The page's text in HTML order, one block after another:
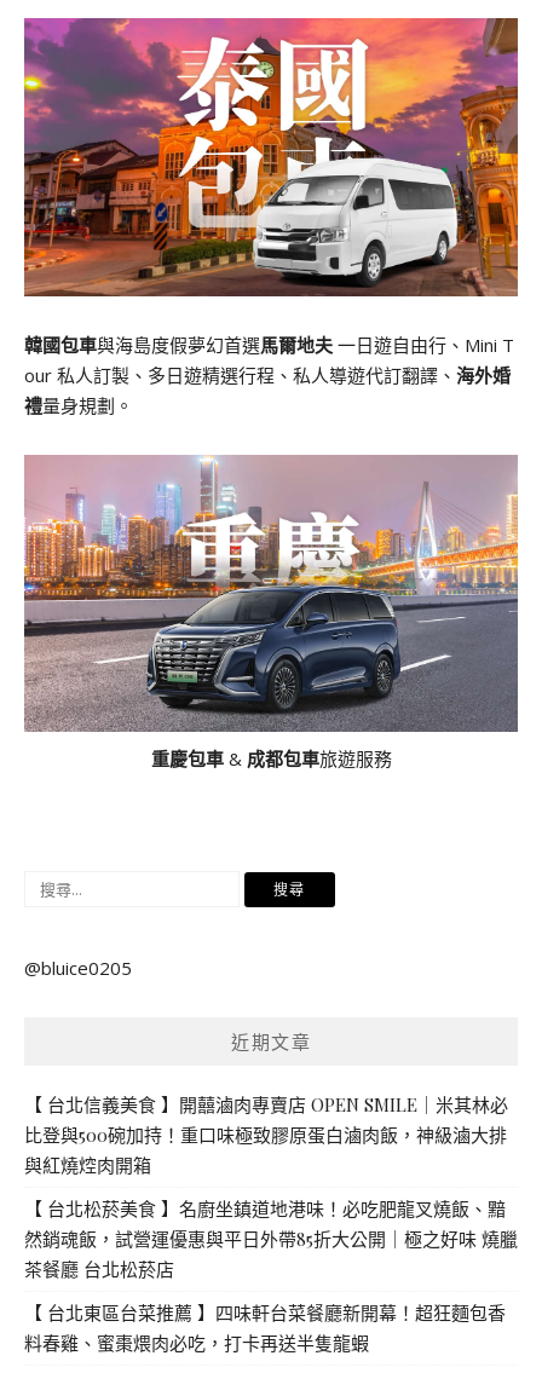
韓國包車與海島度假夢幻首選馬爾地夫 一日遊自由行、Mini T
our 私人訂製、多日遊精選行程、私人導遊代訂翻譯、 海外婚
禮量身規劃。
重慶包車& 成都包車旅遊服務
搜
鍵
@bluice0205
近期文章
【 台北信義美食 】開囍滷肉專賣店 OPEN SMILE｜米其林必
比登與500碗加持！重口味極致膠原蛋白滷肉飯，神級滷大排
與紅燒焢肉開箱
【 台北松菸美食 】名廚坐鎮道地港味！必吃肥龍叉燒飯、黯
然銷魂飯，試營運優惠與平日外帶85折大公開｜極之好味 燒臘
茶餐廳 台北松菸店
【 台北東區台菜推薦 】四味軒台菜餐廳新開幕！超狂麵包香
料春雞、蜜棗煨肉必吃，打卡再送半隻龍蝦